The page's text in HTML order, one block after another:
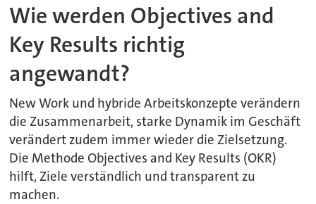
Wie werden Objectives and
Key Results richtig
angewandt?
New Work und hybride Arbeitskonzepte verändern
die Zusammenarbeit, starke Dynamik im Geschäft
verändert zudem immer wieder die Zielsetzung.
Die Methode Objectives and Key Results (OKR)
hilft, Ziele verständlich und transparent zu
machen.